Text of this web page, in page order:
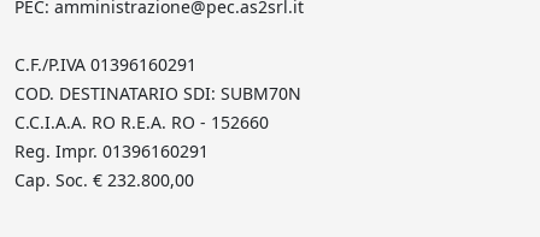
PEC: amministrazione@pec.as2srl.it
C.F./P.IVA 01396160291
COD. DESTINATARIO SDI: SUBM70N
C.C.I.A.A. RO R.E.A. RO - 152660
Reg. Impr. 01396160291
Cap. Soc. € 232.800,00